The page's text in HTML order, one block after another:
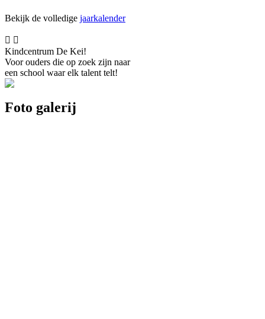
Bekijk de volledige jaarkalender
 
Kindcentrum De Kei!
Voor ouders die op zoek zijn naar
een school waar elk talent telt!
Foto galerij